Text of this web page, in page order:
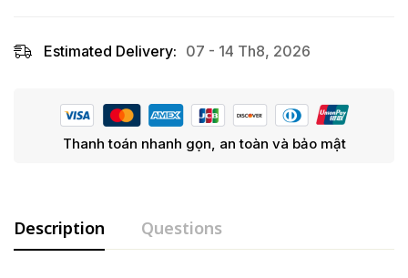
Estimated Delivery: 07 - 14 Th8, 2026
Thanh toán nhanh gọn, an toàn và bảo mật
Description Questions